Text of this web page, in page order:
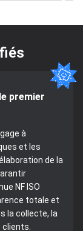
premier
à
et les
de la
NF ISO
totale et
la collecte, la